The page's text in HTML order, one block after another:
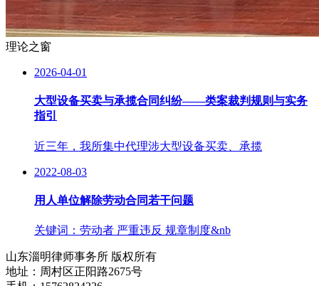
理论之窗
2026-04-01
大型设备买卖与承揽合同纠纷——类案裁判规则与实务
指引
近三年，我所集中代理涉大型设备买卖、承揽
2022-08-03
用人单位解除劳动合同若干问题
关键词：劳动者 严重违反 规章制度&nb
山东淄明律师事务所 版权所有
地址：周村区正阳路2675号